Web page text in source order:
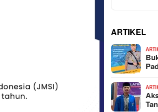
ARTIKEL